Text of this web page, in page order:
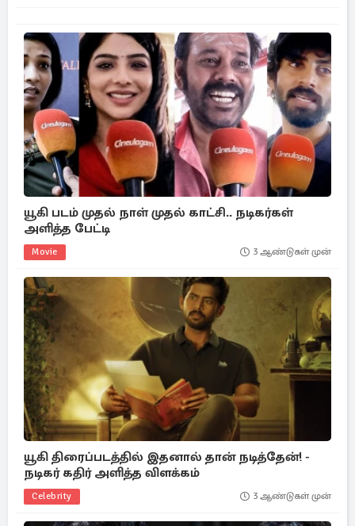
யூகி படம் முதல் நாள் முதல் காட்சி.. நடிகர்கள்
அளித்த பேட்டி
Movie 3 ஆண்டுகள் முன்
யூகி திரைப்படத்தில் இதனால் தான் நடித்தேன்! -
நடிகர் கதிர் அளித்த விளக்கம்
Celebrity 3 ஆண்டுகள் முன்